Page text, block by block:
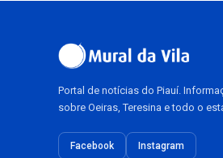
Portal de notícias do Piauí.
sobre Oeiras, Teresina e todo o
Facebook Instagram